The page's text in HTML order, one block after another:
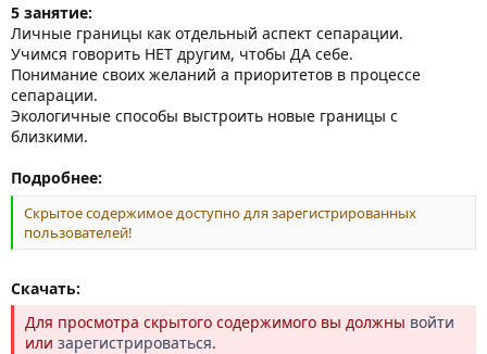
5 занятие:
Личные границы как отдельный аспект сепарации.
Учимся говорить НЕТ другим, чтобы ДА себе.
Понимание своих желаний а приоритетов в процессе
сепарации.
Экологичные способы выстроить новые границы с
близкими.
Подробнее:
Скрытое содержимое доступно для зарегистрированных
пользователей!
Скачать:
Для просмотра скрытого содержимого вы должны войти
или зарегистрироваться.